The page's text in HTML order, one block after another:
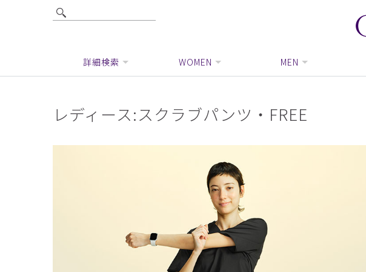
詳細検索 WOMEN MEN
レディース:スクラブパンツ・FREE